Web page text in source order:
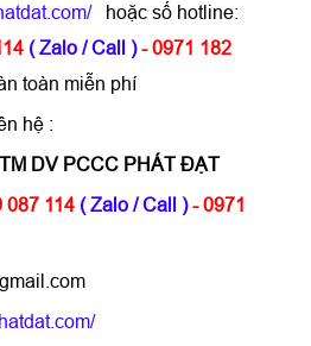
hoặc số hotline:
( Zalo / Call ) - 0971 182
toàn miễn phí
hệ :
DV PCCC PHÁT ĐẠT
087 114 ( Zalo / Call ) - 0971